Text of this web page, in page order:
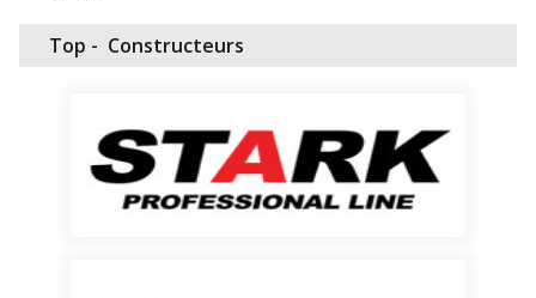
Top - Constructeurs